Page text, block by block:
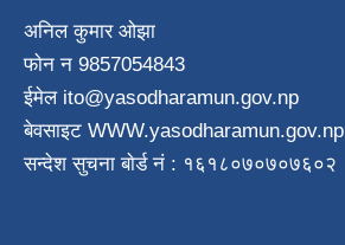
अनिल कुमार ओझा
फाेन न‌ 9857054843
ईमेल ito@yasodharamun.gov.np
बेवसाइट WWW.yasodharamun.gov.np
सन्देश सुचना बाेर्ड न‌ं : १६१८०७०७०७६०२